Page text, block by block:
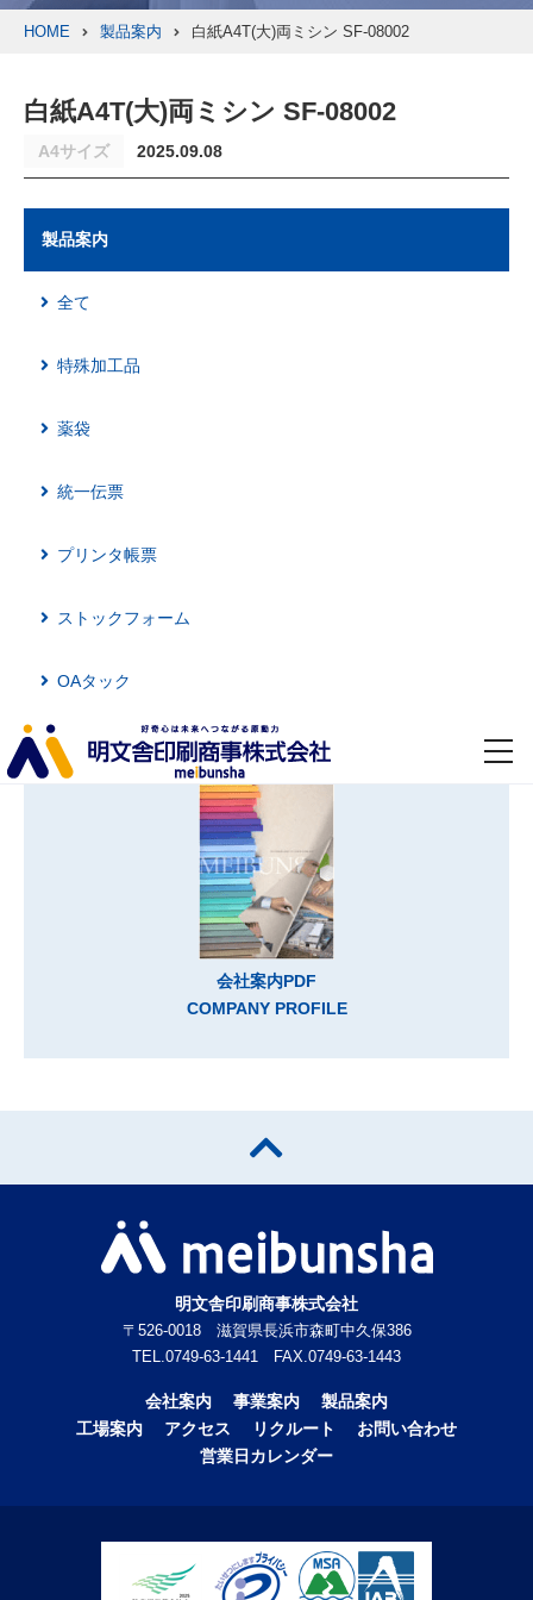
HOME 製品案内 白紙A4T(大)両ミシン SF-08002
白紙A4T(大)両ミシン SF-08002
A4サイズ 2025.09.08
製品案内
全て
特殊加工品
薬袋
統一伝票
プリンタ帳票
ストックフォーム
OAタック
会社案内PDF
COMPANY PROFILE
明文舎印刷商事株式会社
〒526-0018 滋賀県長浜市森町中久保386
TEL.0749-63-1441 FAX.0749-63-1443
会社案内 事業案内
製品案内
工場案内
アクセス リクルート
お問い合わせ
営業日カレンダー